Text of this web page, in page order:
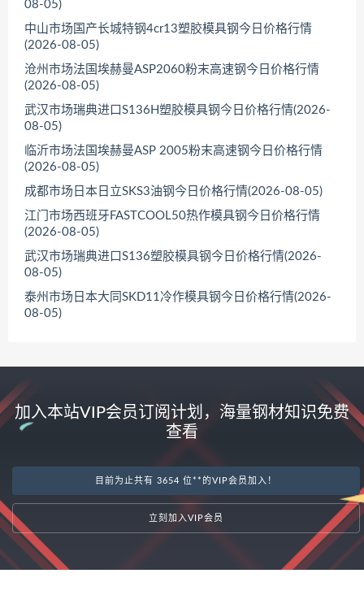
08-05)
中山市场国产长城特钢4cr13塑胶模具钢今日价格行情
(2026-08-05)
沧州市场法国埃赫曼ASP2060粉末高速钢今日价格行情
(2026-08-05)
武汉市场瑞典进口S136H塑胶模具钢今日价格行情(2026-
08-05)
临沂市场法国埃赫曼ASP 2005粉末高速钢今日价格行情
(2026-08-05)
成都市场日本日立SKS3油钢今日价格行情(2026-08-05)
江门市场西班牙FASTCOOL50热作模具钢今日价格行情
(2026-08-05)
武汉市场瑞典进口S136塑胶模具钢今日价格行情(2026-
08-05)
泰州市场日本大同SKD11冷作模具钢今日价格行情(2026-
08-05)
加入本站VIP会员订阅计划，海量钢材知识免费
查看
目前为止共有 3654 位**的VIP会员加入！
立刻加入VIP会员